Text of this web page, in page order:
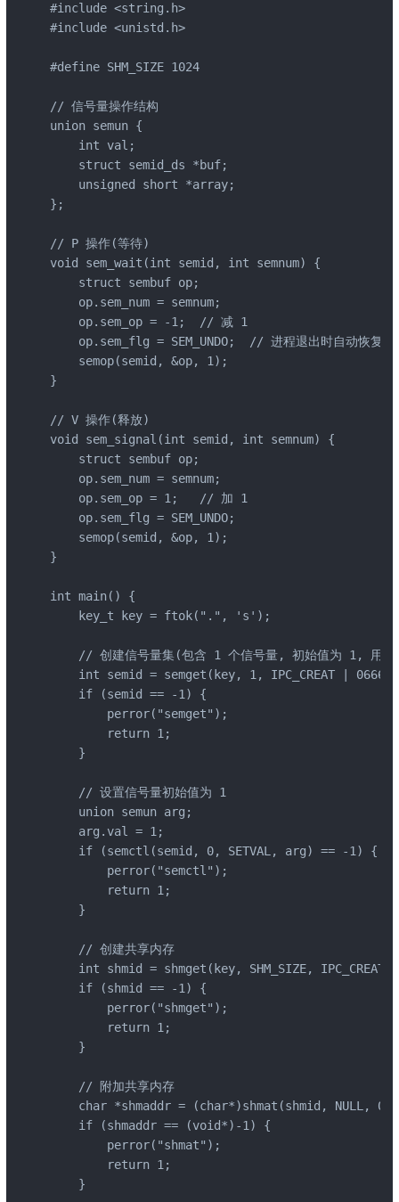
#include <string.h>
#include <unistd.h>
#define SHM_SIZE 1024
// 信号量操作结构
union semun {
    int val;
    struct semid_ds *buf;
    unsigned short *array;
};
// P 操作(等待)
void sem_wait(int semid, int semnum) {
    struct sembuf op;
    op.sem_num = semnum;
    op.sem_op = -1;  // 减 1
    op.sem_flg = SEM_UNDO;  // 进程退出时自动恢复
    semop(semid, &op, 1);
}
// V 操作(释放)
void sem_signal(int semid, int semnum) {
    struct sembuf op;
    op.sem_num = semnum;
    op.sem_op = 1;   // 加 1
    op.sem_flg = SEM_UNDO;
    semop(semid, &op, 1);
}
int main() {
    key_t key = ftok(".", 's');
// 创建信号量集(包含 1 个信号量, 初始值为 1, 用作
    int semid = semget(key, 1, IPC_CREAT | 0666);
    if (semid == -1) {
        perror("semget");
        return 1;
    }
    // 设置信号量初始值为 1
    union semun arg;
    arg.val = 1;
    if (semctl(semid, 0, SETVAL, arg) == -1) {
        perror("semctl");
        return 1;
    }
    // 创建共享内存
int shmid = shmget(key, SHM_SIZE, IPC_CREAT
    if (shmid == -1) {
        perror("shmget");
        return 1;
    }
    // 附加共享内存
    char *shmaddr = (char*)shmat(shmid, NULL, 0);
    if (shmaddr == (void*)-1) {
        perror("shmat");
        return 1;
    }